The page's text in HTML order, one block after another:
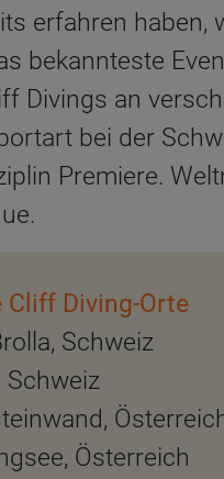
erfahren
bekannteste
Divings an
bei der
Premiere.
Cliff Diving-Orte
Schweiz
Schweiz
Österreich